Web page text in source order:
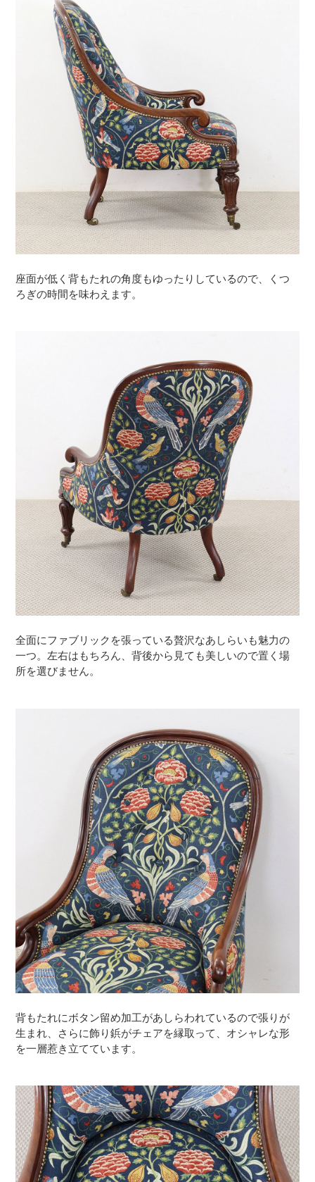
座面が低く背もたれの角度もゆったりしているので、くつ
ろぎの時間を味わえます。
全面にファブリックを張っている贅沢なあしらいも魅力の
一つ。左右はもちろん、背後から見ても美しいので置く場
所を選びません。
背もたれにボタン留め加工があしらわれているので張りが
生まれ、さらに飾り鋲がチェアを縁取って、オシャレな形
を一層惹き立てています。